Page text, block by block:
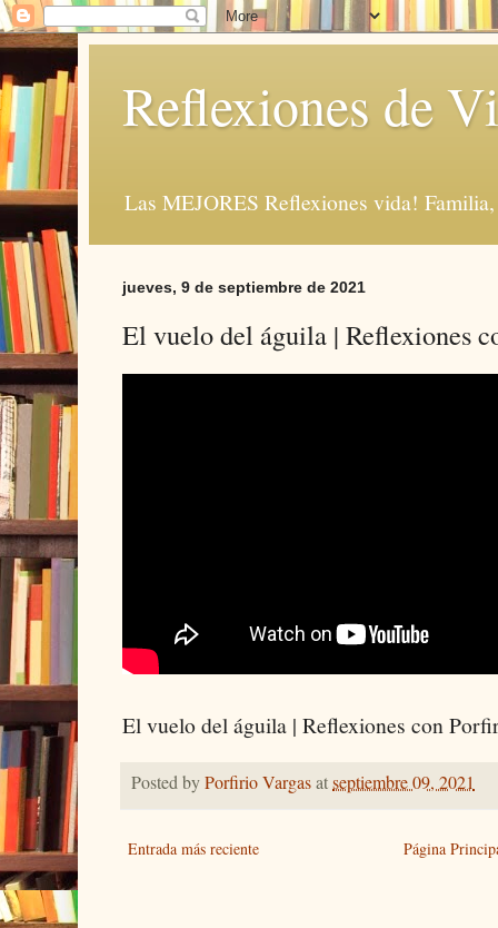
Reflexiones de
Las MEJORES Reflexiones vida!
jueves, 9 de septiembre de 2021
El vuelo del águila | Reflexiones
El vuelo del águila | Reflexiones con
Posted byPorfirio Vargasatseptiembre 09, 2021
Entrada más reciente Página